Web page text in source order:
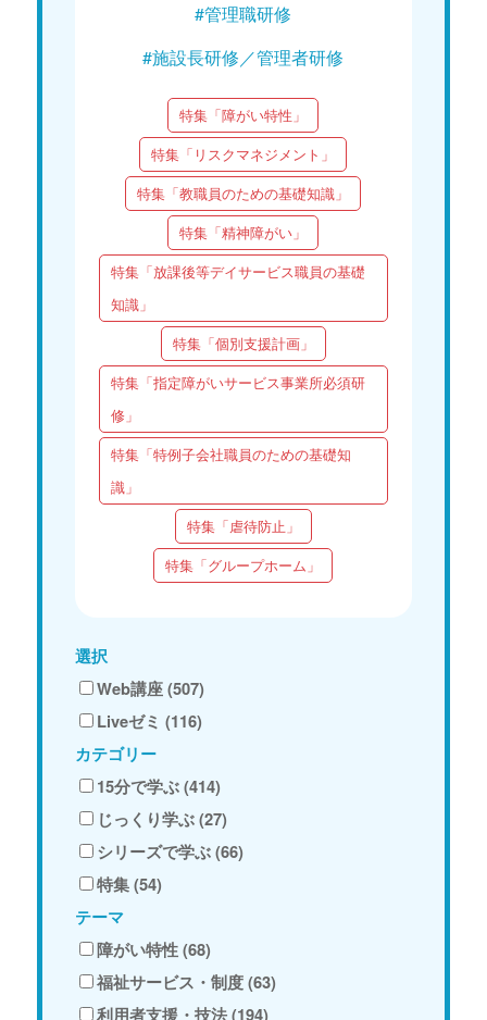
#管理職研修
#施設長研修／管理者研修
特集「障がい特性」
特集「リスクマネジメント」
特集「教職員のための基礎知識」
特集「精神障がい」
特集「放課後等デイサービス職員の基礎
知識」
特集「個別支援計画」
特集「指定障がいサービス事業所必須研
修」
特集「特例子会社職員のための基礎知
識」
特集「虐待防止」
特集「グループホーム」
選択
Web講座 (507)
Liveゼミ (116)
カテゴリー
15分で学ぶ (414)
じっくり学ぶ (27)
シリーズで学ぶ (66)
特集 (54)
テーマ
障がい特性 (68)
福祉サービス・制度 (63)
利用者支援・技法 (194)